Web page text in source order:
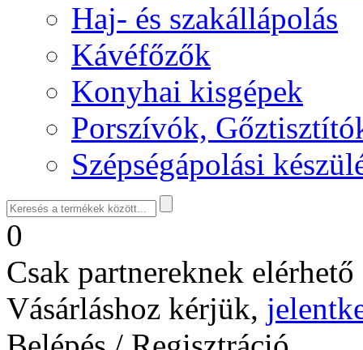
Haj- és szakállápolás
Kávéfőzők
Konyhai kisgépek
Porszívók,
Szépségápolási
0
Csak partnereknek
Vásárláshoz kérjük,